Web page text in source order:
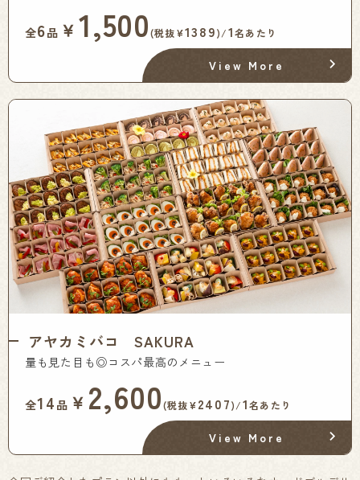
全6品 ￥1,500(税抜¥1389)/1名あたり
View More
アヤカミバコ SAKURA
量も見た目も◎コスパ最高のメニュー
全14 品 ￥ 2,600(税抜¥2407)/1名あたり
View More